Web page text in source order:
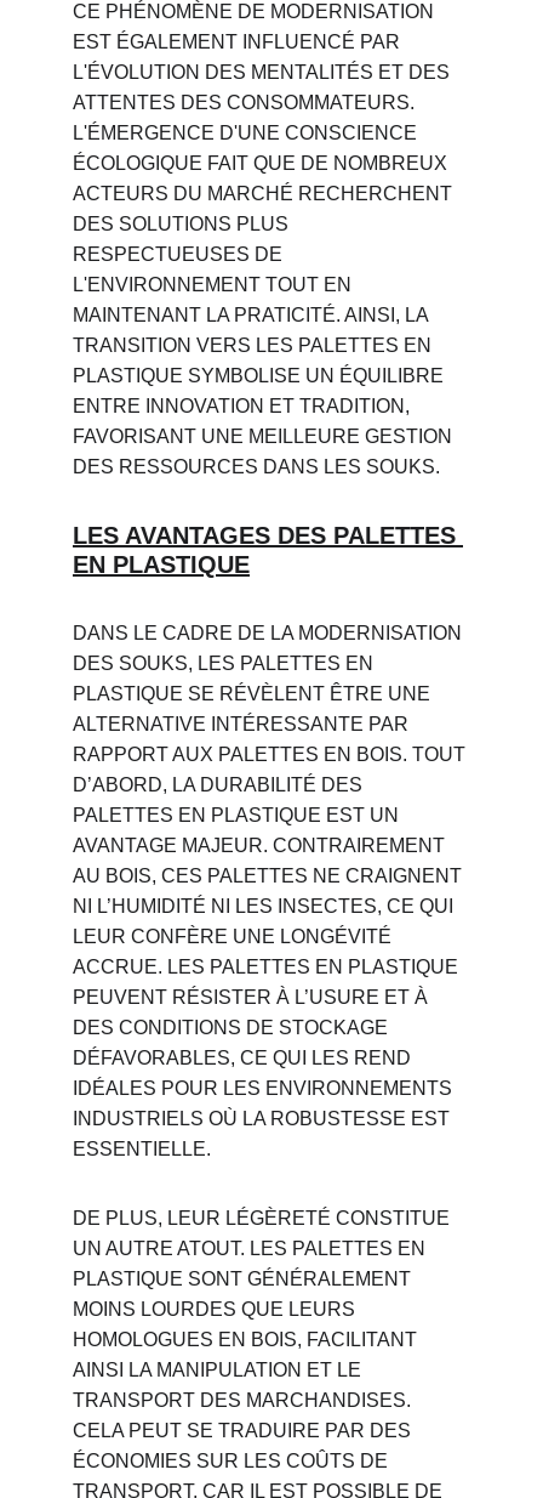
CE PHÉNOMÈNE DE MODERNISATION
EST ÉGALEMENT INFLUENCÉ PAR
L'ÉVOLUTION DES MENTALITÉS ET DES
ATTENTES DES CONSOMMATEURS.
L'ÉMERGENCE D'UNE CONSCIENCE
ÉCOLOGIQUE FAIT QUE DE NOMBREUX
ACTEURS DU MARCHÉ RECHERCHENT
DES SOLUTIONS PLUS
RESPECTUEUSES DE
L'ENVIRONNEMENT TOUT EN
MAINTENANT LA PRATICITÉ. AINSI, LA
TRANSITION VERS LES PALETTES EN
PLASTIQUE SYMBOLISE UN ÉQUILIBRE
ENTRE INNOVATION ET TRADITION,
FAVORISANT UNE MEILLEURE GESTION
DES RESSOURCES DANS LES SOUKS.
LES AVANTAGES DES PALETTES
EN PLASTIQUE
DANS LE CADRE DE LA MODERNISATION
DES SOUKS, LES PALETTES EN
PLASTIQUE SE RÉVÈLENT ÊTRE UNE
ALTERNATIVE INTÉRESSANTE PAR
RAPPORT AUX PALETTES EN BOIS. TOUT
D’ABORD, LA DURABILITÉ DES
PALETTES EN PLASTIQUE EST UN
AVANTAGE MAJEUR. CONTRAIREMENT
AU BOIS, CES PALETTES NE CRAIGNENT
NI L’HUMIDITÉ NI LES INSECTES, CE QUI
LEUR CONFÈRE UNE LONGÉVITÉ
ACCRUE. LES PALETTES EN PLASTIQUE
PEUVENT RÉSISTER À L’USURE ET À
DES CONDITIONS DE STOCKAGE
DÉFAVORABLES, CE QUI LES REND
IDÉALES POUR LES ENVIRONNEMENTS
INDUSTRIELS OÙ LA ROBUSTESSE EST
ESSENTIELLE.
DE PLUS, LEUR LÉGÈRETÉ CONSTITUE
UN AUTRE ATOUT. LES PALETTES EN
PLASTIQUE SONT GÉNÉRALEMENT
MOINS LOURDES QUE LEURS
HOMOLOGUES EN BOIS, FACILITANT
AINSI LA MANIPULATION ET LE
TRANSPORT DES MARCHANDISES.
CELA PEUT SE TRADUIRE PAR DES
ÉCONOMIES SUR LES COÛTS DE
TRANSPORT, CAR IL EST POSSIBLE DE